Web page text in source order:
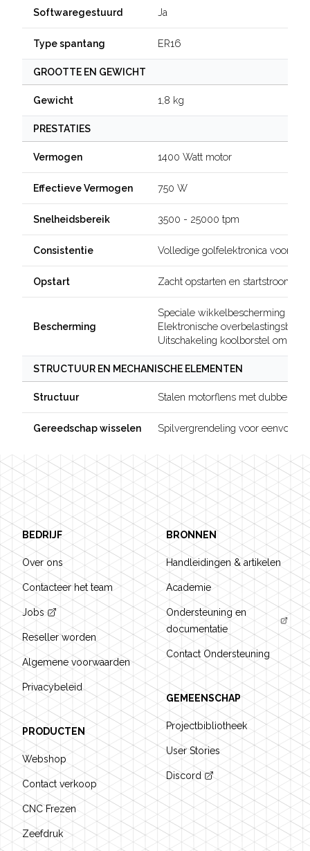
Softwaregestuurd Ja
Type spantang ER16
GROOTTE EN GEWICHT
Gewicht 1,8 kg
PRESTATIES
Vermogen 1400 Watt motor
Effectieve Vermogen 750 W
Snelheidsbereik 3500 - 25000 tpm
Consistentie Volledige golfelektronica voor
Opstart Zacht opstarten en
Bescherming
Speciale wikkelbescherming
Elektronische
Uitschakeling koolborstel om de
STRUCTUUR EN MECHANISCHE ELEMENTEN
Structuur Stalen motorflens met dubbele
Gereedschap wisselen Spilvergrendeling voor
Footer
BEDRIJF
Over ons
Contacteer het team
Jobs
Reseller worden
Algemene voorwaarden
Privacybeleid
PRODUCTEN
Webshop
Contact verkoop
CNC Frezen
Zeefdruk
BRONNEN
Handleidingen & artikelen
Academie
Ondersteuning en
documentatie
Contact Ondersteuning
GEMEENSCHAP
Projectbibliotheek
User Stories
Discord